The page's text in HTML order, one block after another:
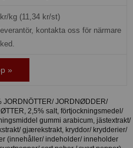
kr/kg (11,34 kr/st)
kontakta oss för närmare
»
JORDNÖTTER/ JORDNØDDER/
2,5% salt, förtjockningsmedel/
gummi arabicum, jästextrakt/
gjærekstrakt, kryddor/ krydderier/
(innehåller/ indeholder/ inneholder